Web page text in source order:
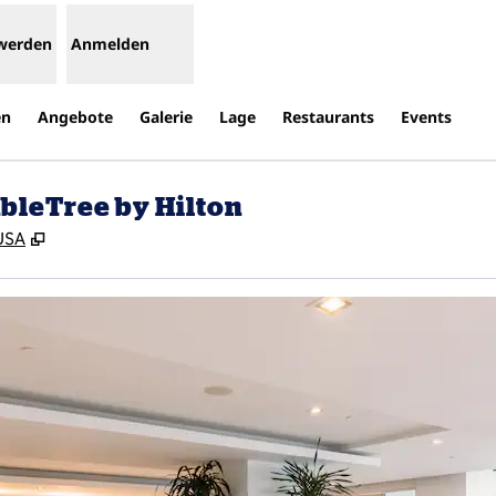
Anmelden
Angebote Galerie Lage Restaurants Events
by Hilton
,